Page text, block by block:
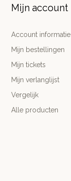
Mijn account
Account informatie
Mijn bestellingen
Mijn tickets
Mijn verlanglijst
Vergelijk
Alle producten